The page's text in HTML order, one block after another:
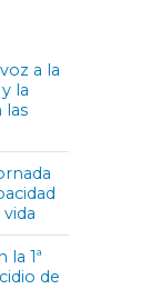
a la
la
las
1ª
de